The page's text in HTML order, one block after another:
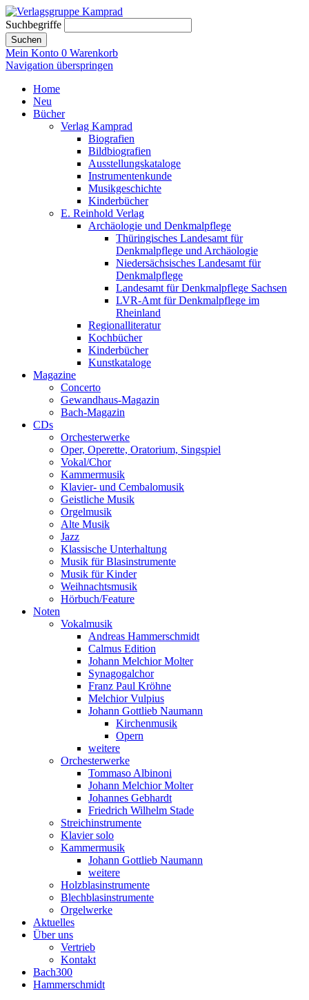
Suchbegriffe
Suchen
Mein Konto 0 Warenkorb
Navigation überspringen
Home
Neu
Bücher
Verlag Kamprad
Biografien
Bildbiografien
Ausstellungskataloge
Instrumentenkunde
Musikgeschichte
Kinderbücher
E. Reinhold Verlag
Archäologie und Denkmalpflege
Thüringisches Landesamt für
Denkmalpflege und Archäologie
Niedersächsisches Landesamt für
Denkmalpflege
Landesamt für Denkmalpflege Sachsen
LVR-Amt für Denkmalpflege im
Rheinland
Regionalliteratur
Kochbücher
Kinderbücher
Kunstkataloge
Magazine
Concerto
Gewandhaus-Magazin
Bach-Magazin
CDs
Orchesterwerke
Oper, Operette, Oratorium, Singspiel
Vokal/Chor
Kammermusik
Klavier- und Cembalomusik
Geistliche Musik
Orgelmusik
Alte Musik
Jazz
Klassische Unterhaltung
Musik für Blasinstrumente
Musik für Kinder
Weihnachtsmusik
Hörbuch/Feature
Noten
Vokalmusik
Andreas Hammerschmidt
Calmus Edition
Johann Melchior Molter
Synagogalchor
Franz Paul Kröhne
Melchior Vulpius
Johann Gottlieb Naumann
Kirchenmusik
Opern
weitere
Orchesterwerke
Tommaso Albinoni
Johann Melchior Molter
Johannes Gebhardt
Friedrich Wilhelm Stade
Streichinstrumente
Klavier solo
Kammermusik
Johann Gottlieb Naumann
weitere
Holzblasinstrumente
Blechblasinstrumente
Orgelwerke
Aktuelles
Über uns
Vertrieb
Kontakt
Bach300
Hammerschmidt